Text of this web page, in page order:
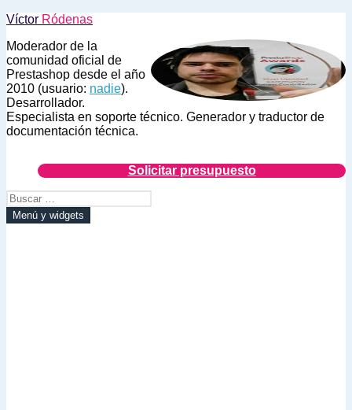
Saltar
contenido
Víctor Ródenas
Moderador de la
comunidad oficial de
Prestashop desde el año
2010 (usuario: nadie).
Desarrollador.
Especialista en soporte técnico. Generador y traductor de
documentación técnica.
Solicitar presupuesto
Buscar:
Menú y widgets